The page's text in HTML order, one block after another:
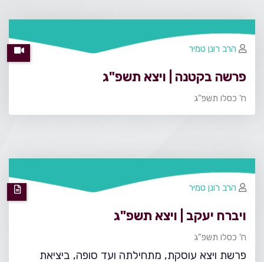
פרשה בקטנה | ויצא תשפ"ג
ח' כסלו תשפ"ג
הרב רונן טמיר
ויברח יעקב | ויצא תשפ"ג
ח' כסלו תשפ"ג
פרשת ויצא עוסקת, מתחילתה ועד סופה, ביציאת
הרב רונן טמיר